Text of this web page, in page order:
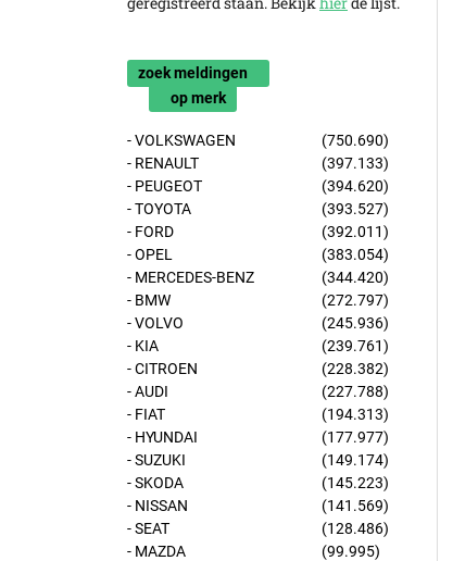
zoek meldingen
op merk
- VOLKSWAGEN
(750.690)
- RENAULT
(397.133)
- PEUGEOT
(394.620)
- TOYOTA
(393.527)
- FORD
(392.011)
- OPEL
(383.054)
- MERCEDES-BENZ
(344.420)
- BMW
(272.797)
- VOLVO
(245.936)
- KIA
(239.761)
- CITROEN
(228.382)
- AUDI
(227.788)
- FIAT
(194.313)
- HYUNDAI
(177.977)
- SUZUKI
(149.174)
- SKODA
(145.223)
- NISSAN
(141.569)
- SEAT
(128.486)
- MAZDA
(99.995)